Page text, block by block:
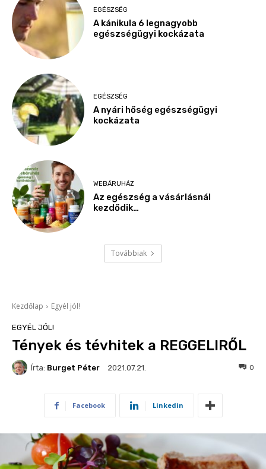
EGÉSZSÉG
A kánikula 6 legnagyobb
egészségügyi kockázata
EGÉSZSÉG
A nyári hőség egészségügyi
kockázata
WEBÁRUHÁZ
Az egészség a vásárlásnál
kezdődik…
Továbbiak